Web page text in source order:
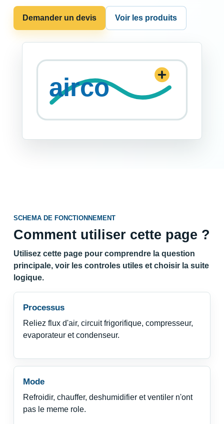
Demander un devis Voir les produits
SCHEMA DE FONCTIONNEMENT
Comment utiliser cette page ?
Utilisez cette page pour comprendre la question
principale, voir les controles utiles et choisir la suite
logique.
Processus
Reliez flux d'air, circuit frigorifique, compresseur,
evaporateur et condenseur.
Mode
Refroidir, chauffer, deshumidifier et ventiler n'ont
pas le meme role.